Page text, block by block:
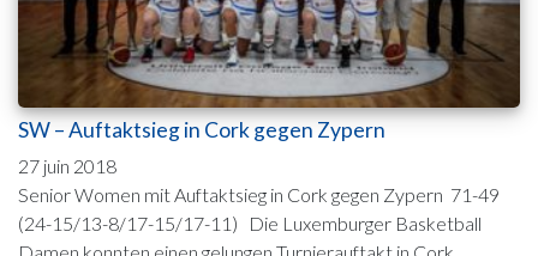
SW – Auftaktsieg in Cork gegen Zypern
27 juin 2018
Senior Women mit Auftaktsieg in Cork gegen Zypern 71-49
(24-15/13-8/17-15/17-11) Die Luxemburger Basketball
Damen konnten einen gelungen Turnierauftakt in Cork ...